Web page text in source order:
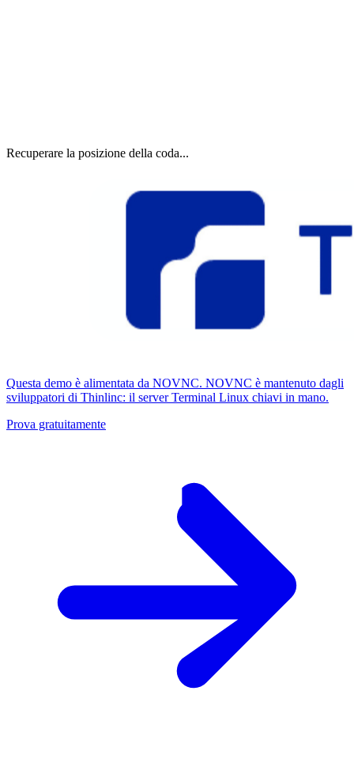
Recuperare la posizione della coda...
Questa demo è alimentata da NOVNC. NOVNC è mantenuto dagli
sviluppatori di Thinlinc: il server Terminal Linux chiavi in ​​mano.
Prova gratuitamente